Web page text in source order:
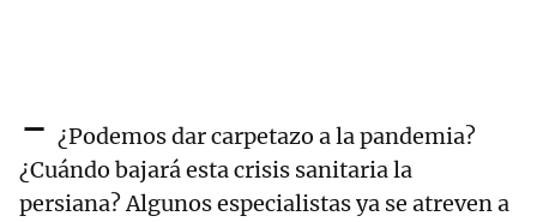
- ¿Podemos dar carpetazo a la pandemia?
¿Cuándo bajará esta crisis sanitaria la
persiana? Algunos especialistas ya se atreven a